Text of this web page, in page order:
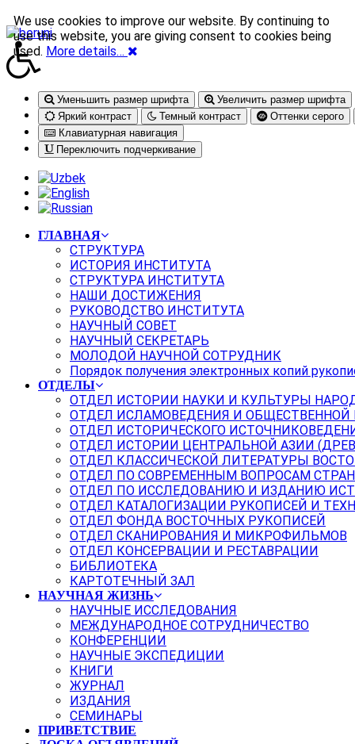
Уменьшить размер шрифта
Увеличить размер шрифта
Яркий контраст
Темный контраст
Оттенки серого
Клавиатурная навигация
Переключить подчеркивание
ГЛАВНАЯ
СТРУКТУРА
ИСТОРИЯ ИНСТИТУТА
СТРУКТУРА ИНСТИТУТА
НАШИ ДОСТИЖЕНИЯ
РУКОВОДСТВО ИНСТИТУТА
НАУЧНЫЙ СОВЕТ
НАУЧНЫЙ СЕКРЕТАРЬ
МОЛОДОЙ НАУЧНОЙ СОТРУДНИК
Порядок получения электронных копий
ОТДЕЛЫ
ОТДЕЛ ИСТОРИИ НАУКИ И КУЛЬТУРЫ
ОТДЕЛ ИСЛАМОВЕДЕНИЯ И
ОТДЕЛ ИСТОРИЧЕСКОГО
ОТДЕЛ ИСТОРИИ ЦЕНТРАЛЬНОЙ АЗИИ
ОТДЕЛ КЛАССИЧЕСКОЙ ЛИТЕРАТУРЫ
ОТДЕЛ ПО СОВРЕМЕННЫМ ВОПРОСАМ
ОТДЕЛ ПО ИССЛЕДОВАНИЮ И ИЗДАНИЮ
ОТДЕЛ КАТАЛОГИЗАЦИИ РУКОПИСЕЙ И
ОТДЕЛ ФОНДА ВОСТОЧНЫХ РУКОПИСЕЙ
ОТДЕЛ СКАНИРОВАНИЯ И МИКРОФИЛЬМОВ
ОТДЕЛ КОНСЕРВАЦИИ И РЕСТАВРАЦИИ
БИБЛИОТЕКА
КАРТОТЕЧНЫЙ ЗАЛ
НАУЧНАЯ ЖИЗНЬ
НАУЧНЫЕ ИССЛЕДОВАНИЯ
МЕЖДУНАРОДНОЕ СОТРУДНИЧЕСТВО
КОНФЕРЕНЦИИ
НАУЧНЫЕ ЭКСПЕДИЦИИ
КНИГИ
ЖУРНАЛ
ИЗДАНИЯ
СЕМИНАРЫ
ПРИВЕТСТВИЕ
We use cookies to improve our website. By continuing to
use this website, you are giving consent to cookies being
used. More details…